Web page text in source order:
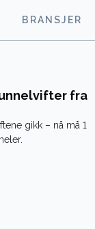
BRANSJER
fra
gikk – nå må 1